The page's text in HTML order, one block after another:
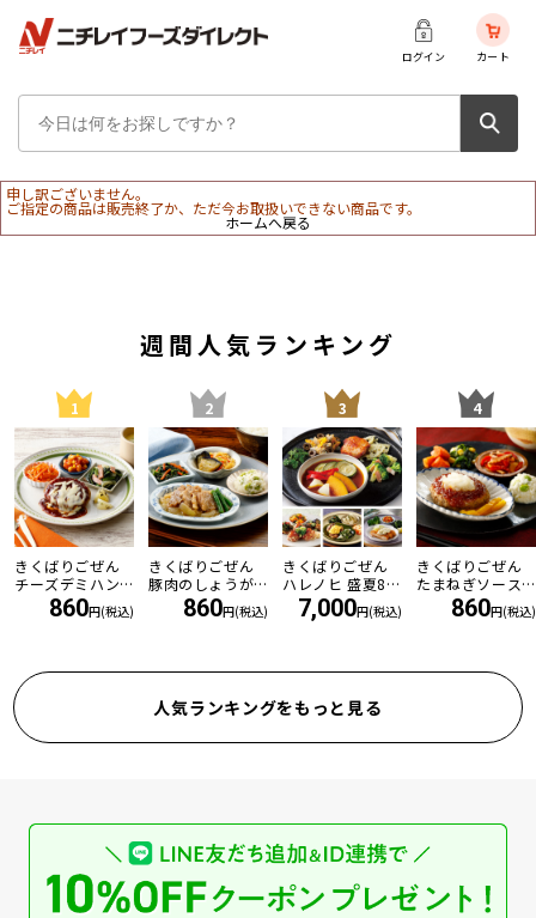
ログイン カート
申し訳ございません。
ご指定の商品は販売終了か、ただ今お取扱いできない商品です。
ホームへ戻る
週間人気ランキング
1
きくばりごぜん
チーズデミハン
バーグ860円(税込)
2
きくばりごぜん
豚肉のしょうが
860円(税込)
3
きくばりごぜん
ハレノヒ 盛夏8食
セット ・2026年
7月7,000円(税込)
4
きくばりごぜん
たまねぎソース
の和風ハンバー
860円(税込)
人気ランキングをもっと見る